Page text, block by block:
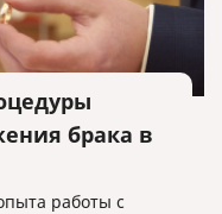
брака в
работы с